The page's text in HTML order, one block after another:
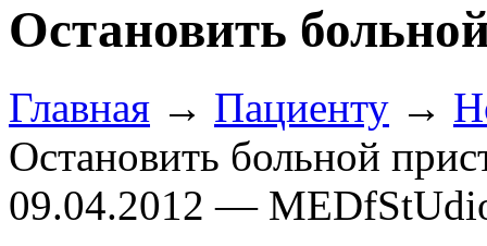
Остановить
Главная → Пациенту →
Остановить больной
09.04.2012 —